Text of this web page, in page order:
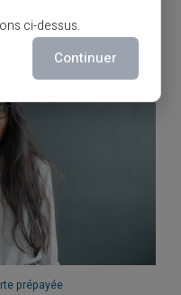
prépayée
ci-dessus.
Continuer